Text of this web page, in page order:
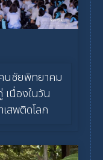
นชัยพิทยาคม
นื่องในวัน
สพติดโลก